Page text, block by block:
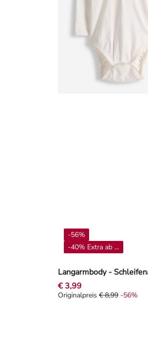
-56%
-40% Extra ab 4**
€ 3,99
Originalpreis € 8,99, Rabat
Originalpreis € 8,99 -56%